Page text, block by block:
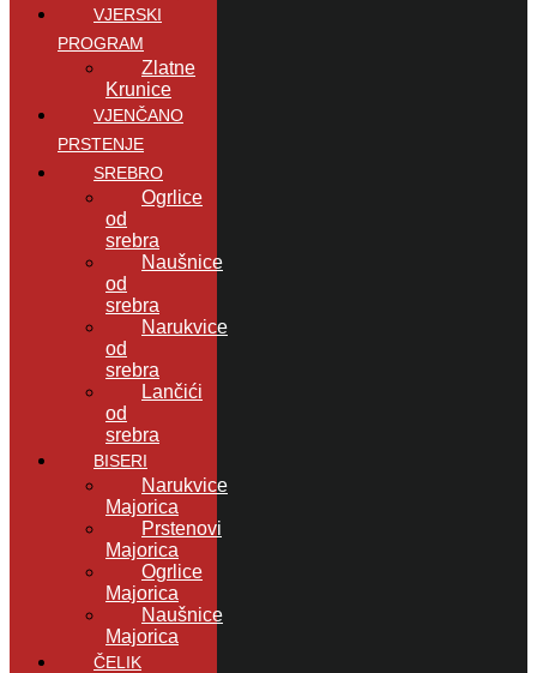
VJERSKI
PROGRAM
Zlatne
Krunice
VJENČANO
PRSTENJE
SREBRO
Ogrlice
od
srebra
Naušnice
od
srebra
Narukvice
od
srebra
Lančići
od
srebra
BISERI
Narukvice
Majorica
Prstenovi
Majorica
Ogrlice
Majorica
Naušnice
Majorica
ČELIK